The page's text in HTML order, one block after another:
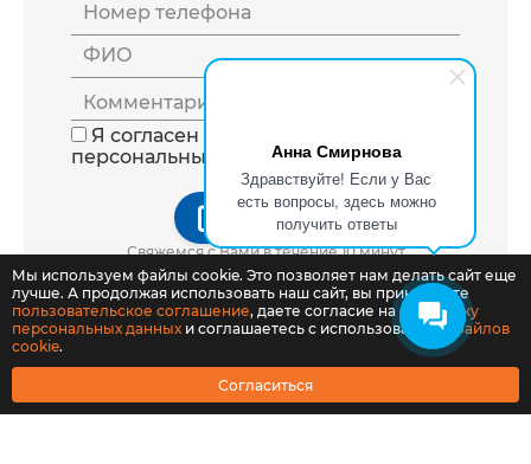
Анна Смирнова
Здравствуйте! Если у Вас
есть вопросы, здесь можно
получить ответы
Номер телефона
ФИО
Комментарий
Я согласен на обработку
персональных данных
Отправить
Свяжемся с Вами в течение 10 минут
Мы используем файлы cookie. Это позволяет нам делать сайт еще
лучше. А продолжая использовать наш сайт, вы принимаете
пользовательское соглашение, даете согласие на обработку
персональных данных и соглашаетесь с использованием
файлов
cookie.
Согласиться